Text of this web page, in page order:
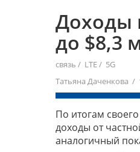
Доходы
до $8,3
связь / LTE/ 5G
Татьяна Даченкова /
По итогам
доходы от
аналогичный